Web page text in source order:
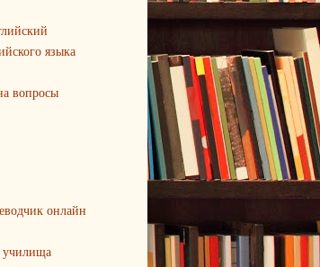
языка
вопросы
онлайн
училища